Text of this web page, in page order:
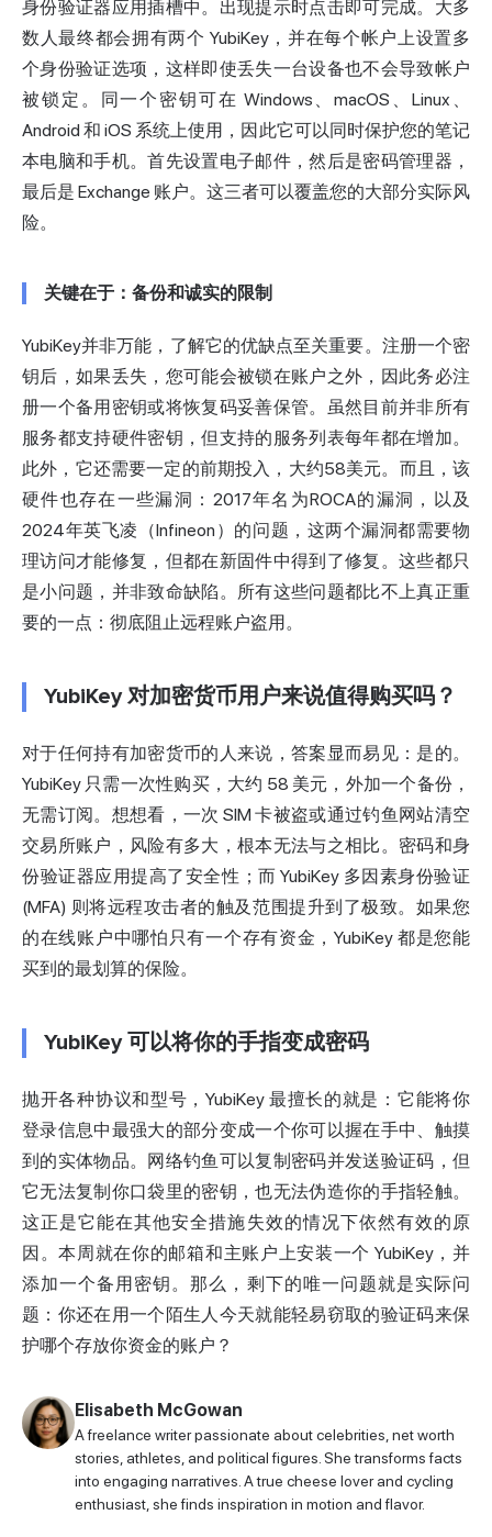
身份验证器应用插槽中。出现提示时点击即可完成。大多
数人最终都会拥有两个 YubiKey，并在每个帐户上设置多
个身份验证选项，这样即使丢失一台设备也不会导致帐户
被锁定。同一个密钥可在 Windows、macOS、Linux、
Android 和 iOS 系统上使用，因此它可以同时保护您的笔记
本电脑和手机。首先设置电子邮件，然后是密码管理器，
最后是 Exchange 账户。这三者可以覆盖您的大部分实际风
险。
关键在于：备份和诚实的限制
YubiKey并非万能，了解它的优缺点至关重要。注册一个密
钥后，如果丢失，您可能会被锁在账户之外，因此务必注
册一个备用密钥或将恢复码妥善保管。虽然目前并非所有
服务都支持硬件密钥，但支持的服务列表每年都在增加。
此外，它还需要一定的前期投入，大约58美元。而且，该
硬件也存在一些漏洞：2017年名为ROCA的漏洞，以及
2024年英飞凌（Infineon）的问题，这两个漏洞都需要物
理访问才能修复，但都在新固件中得到了修复。这些都只
是小问题，并非致命缺陷。所有这些问题都比不上真正重
要的一点：彻底阻止远程账户盗用。
YubiKey 对加密货币用户来说值得购买吗？
对于任何持有加密货币的人来说，答案显而易见：是的。
YubiKey 只需一次性购买，大约 58 美元，外加一个备份，
无需订阅。想想看，一次 SIM 卡被盗或通过钓鱼网站清空
交易所账户，风险有多大，根本无法与之相比。密码和身
份验证器应用提高了安全性；而 YubiKey 多因素身份验证
(MFA) 则将远程攻击者的触及范围提升到了极致。如果您
的在线账户中哪怕只有一个存有资金，YubiKey 都是您能
买到的最划算的保险。
YubiKey 可以将你的手指变成密码
抛开各种协议和型号，YubiKey 最擅长的就是：它能将你
登录信息中最强大的部分变成一个你可以握在手中、触摸
到的实体物品。网络钓鱼可以复制密码并发送验证码，但
它无法复制你口袋里的密钥，也无法伪造你的手指轻触。
这正是它能在其他安全措施失效的情况下依然有效的原
因。本周就在你的邮箱和主账户上安装一个 YubiKey，并
添加一个备用密钥。那么，剩下的唯一问题就是实际问
题：你还在用一个陌生人今天就能轻易窃取的验证码来保
护哪个存放你资金的账户？
Elisabeth McGowan
A freelance writer passionate about celebrities, net worth
stories, athletes, and political figures. She transforms facts
into engaging narratives. A true cheese lover and cycling
enthusiast, she finds inspiration in motion and flavor.